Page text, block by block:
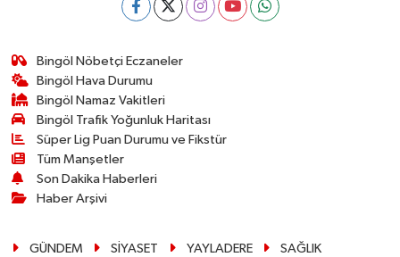
Bingöl Nöbetçi Eczaneler
Bingöl Hava Durumu
Bingöl Namaz Vakitleri
Bingöl Trafik Yoğunluk Haritası
Süper Lig Puan Durumu ve Fikstür
Tüm Manşetler
Son Dakika Haberleri
Haber Arşivi
GÜNDEM SİYASET YAYLADERE
SAĞLIK